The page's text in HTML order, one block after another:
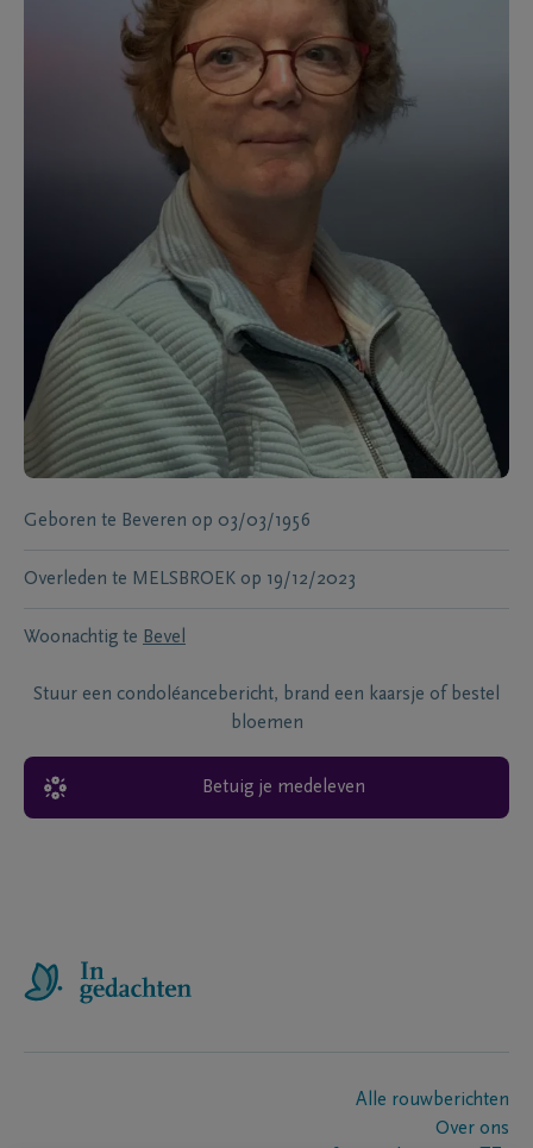
Geboren te Beveren op 03/03/1956
Overleden te MELSBROEK op 19/12/2023
Woonachtig te Bevel
Stuur een condoléancebericht, brand een kaarsje of bestel
bloemen
Betuig je medeleven
Alle rouwberichten
Over ons